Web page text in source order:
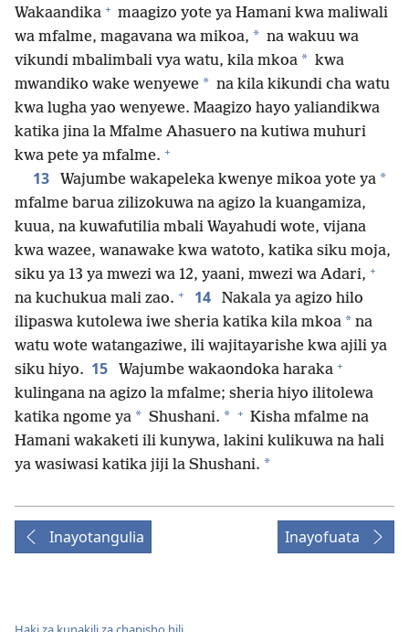
Wakaandika + maagizo yote ya Hamani kwa maliwali
wa mfalme, magavana wa mikoa, * na wakuu wa
vikundi mbalimbali vya watu, kila mkoa * kwa
mwandiko wake wenyewe * na kila kikundi cha watu
kwa lugha yao wenyewe. Maagizo hayo yaliandikwa
katika jina la Mfalme Ahasuero na kutiwa muhuri
kwa pete ya mfalme. +
13 Wajumbe wakapeleka kwenye mikoa yote ya *
mfalme barua zilizokuwa na agizo la kuangamiza,
kuua, na kuwafutilia mbali Wayahudi wote, vijana
kwa wazee, wanawake kwa watoto, katika siku moja,
siku ya 13 ya mwezi wa 12, yaani, mwezi wa Adari, +
na kuchukua mali zao. + 14
Nakala ya agizo hilo
ilipaswa kutolewa iwe sheria katika kila mkoa * na
watu wote watangaziwe, ili wajitayarishe kwa ajili ya
siku hiyo. 15 Wajumbe wakaondoka haraka +
kulingana na agizo la mfalme; sheria hiyo ilitolewa
katika ngome ya * Shushani. * + Kisha mfalme na
Hamani wakaketi ili kunywa, lakini kulikuwa na hali
ya wasiwasi katika jiji la Shushani. *
Inayotangulia Inayofuata